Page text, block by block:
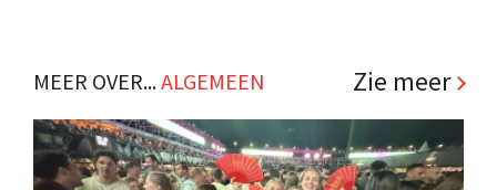
MEER OVER...ALGEMEEN Zie meer